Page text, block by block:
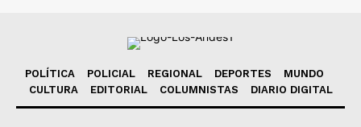
POLÍTICA POLICIAL REGIONAL DEPORTES
MUNDO
CULTURA
EDITORIAL COLUMNISTAS DIARIO DIGITAL